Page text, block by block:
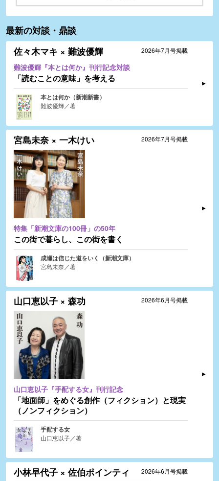
最新の対談・鼎談
2026年7月号掲載
佐々木マキ × 難波優輝
難波優輝『本とは何か』刊行記念対談
「読むことの意味」を考える
本とは何か（新潮新書）
難波優輝／著
2026年7月号掲載
宮島未奈 × 一木けい
特集「新潮文庫の100冊」の50年
この街で暮らし、この街を書く
成瀬は信じた道をいく（新潮文庫）
宮島未奈／著
2026年6月号掲載
山口恵以子 × 森功
山口恵以子『手配する女』刊行記念
「地面師」をめぐる創作（フィクション）と現実
（ノンフィクション）
手配する女
山口恵以子／著
2026年6月号掲載
小林早代子 × 佐伯ポインティ